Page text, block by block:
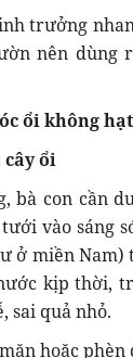
trưởng
nên dùng
ổi không hạt
cây ổi
bà con cần
vào sáng
ở miền
kịp thời,
sai quả nhỏ.
hoặc phèn